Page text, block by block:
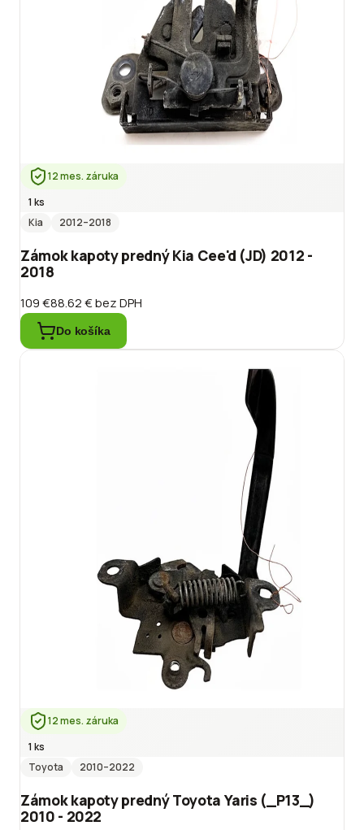
12 mes. záruka
1 ks
Kia
2012–2018
Zámok kapoty predný Kia Cee'd (JD) 2012 -
2018
109 €88.62 €bez DPH
Do košíka
12 mes. záruka
1 ks
Toyota
2010–2022
Zámok kapoty predný Toyota Yaris (_P13_)
2010 - 2022